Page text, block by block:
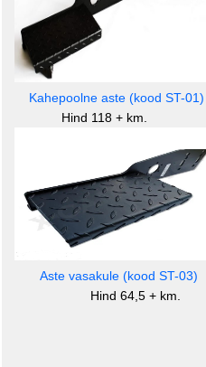
Kahepoolne aste (kood ST-
Hind 118 +
Aste vasakule
Hind